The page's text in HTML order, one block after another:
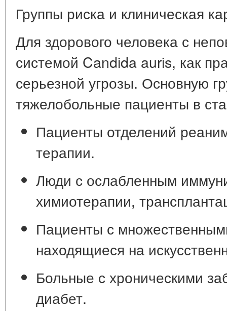
Группы риска и клиническая
Для здорового человека с
системой Candida auris, как
серьезной угрозы. Основную
тяжелобольные пациенты в
Пациенты отделений
терапии.
Люди с ослабленным
химиотерапии,
Пациенты с
находящиеся на
Больные с хроническими
диабет.